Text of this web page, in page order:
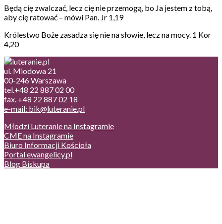
Będą cię zwalczać, lecz cię nie przemogą, bo Ja jestem z tobą,
aby cię ratować – mówi Pan. Jr 1,19
Królestwo Boże zasadza się nie na słowie, lecz na mocy. 1 Kor
4,20
ul. Miodowa 21
00-246 Warszawa
tel.+48 22 887 02 00
fax. +48 22 887 02 18
e-mail: bik@luteranie.pl
Młodzi Luteranie na Instagramie
CME na Instagramie
Biuro Informacji Kościoła
Portal ewangelicy.pl
Blog Biskupa